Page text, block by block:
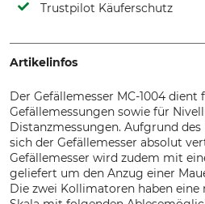
Trustpilot Käuferschutz
Artikelinfos
Der Gefällemesser MC-1004 dient
Gefällemessungen sowie für
Distanzmessungen. Aufgrund
sich der Gefällemesser absolut
Gefällemesser wird zudem mit
geliefert um den Anzug einer
Die zwei Kollimatoren haben